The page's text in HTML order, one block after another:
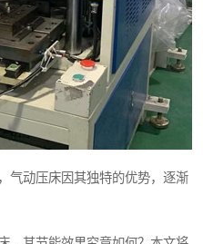
气动压床因其独特的优势，逐渐